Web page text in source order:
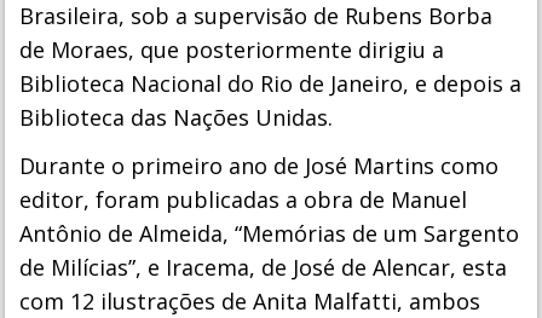
Brasileira, sob a supervisão de Rubens Borba
de Moraes, que posteriormente dirigiu a
Biblioteca Nacional do Rio de Janeiro, e depois a
Biblioteca das Nações Unidas.
Durante o primeiro ano de José Martins como
editor, foram publicadas a obra de Manuel
Antônio de Almeida, “Memórias de um Sargento
de Milícias”, e Iracema, de José de Alencar, esta
com 12 ilustrações de Anita Malfatti, ambos